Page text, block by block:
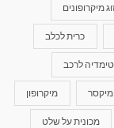
מיקרופונים
כרית לכלב
לרכב
מיקסר מיקרופון
מכונית על שלט